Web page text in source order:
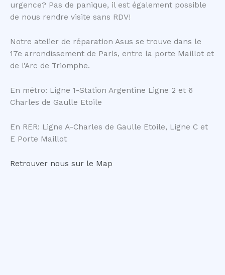
urgence? Pas de panique, il est également possible
de nous rendre visite sans RDV!
Notre atelier de réparation Asus se trouve dans le
17e arrondissement de Paris, entre la porte Maillot et
de l’Arc de Triomphe.
En métro: Ligne 1-Station Argentine Ligne 2 et 6
Charles de Gaulle Etoile
En RER: Ligne A-Charles de Gaulle Etoile, Ligne C et
E Porte Maillot
Retrouver nous sur le Map